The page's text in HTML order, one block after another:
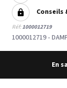
Conseils
Réf:1000012719
1000012719 -
En